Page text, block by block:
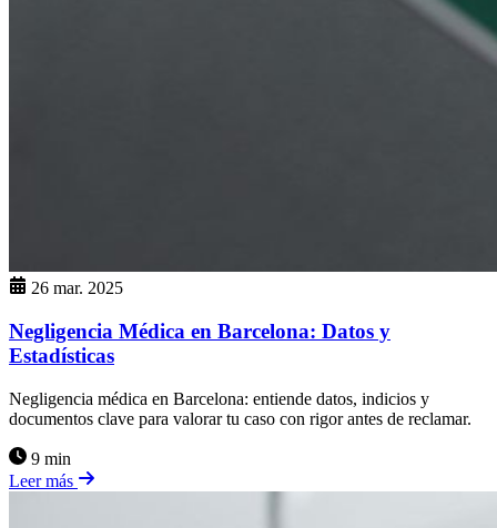
26 mar. 2025
Negligencia Médica en Barcelona: Datos y
Estadísticas
Negligencia médica en Barcelona: entiende datos, indicios y
documentos clave para valorar tu caso con rigor antes de reclamar.
9 min
Leer más